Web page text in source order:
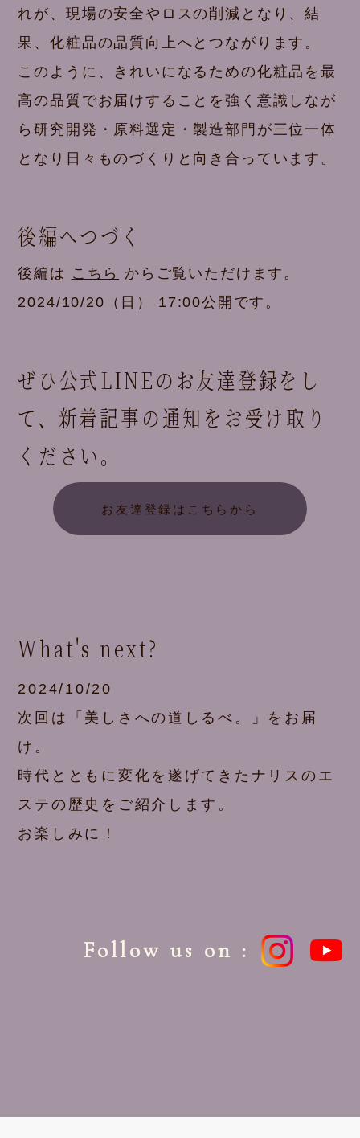
れが、現場の安全やロスの削減となり、結
果、化粧品の品質向上へとつながります。
このように、きれいになるための化粧品を最
高の品質でお届けすることを強く意識しなが
ら研究開発・原料選定・製造部門が三位一体
となり日々ものづくりと向き合っています。
後編へつづく
後編は こちら
からご覧いただけます。
2024/10/20（日） 17:00公開です。
ぜひ公式LINEのお友達登録をし
て、 新着記事の通知をお受け取り
ください。
お友達登録はこちらから
What's next?
2024/10/20
次回は「美しさへの道しるべ。」をお届
け。
時代とともに変化を遂げてきたナリスのエ
ステの歴史をご紹介します。
お楽しみに！
Follow us on :